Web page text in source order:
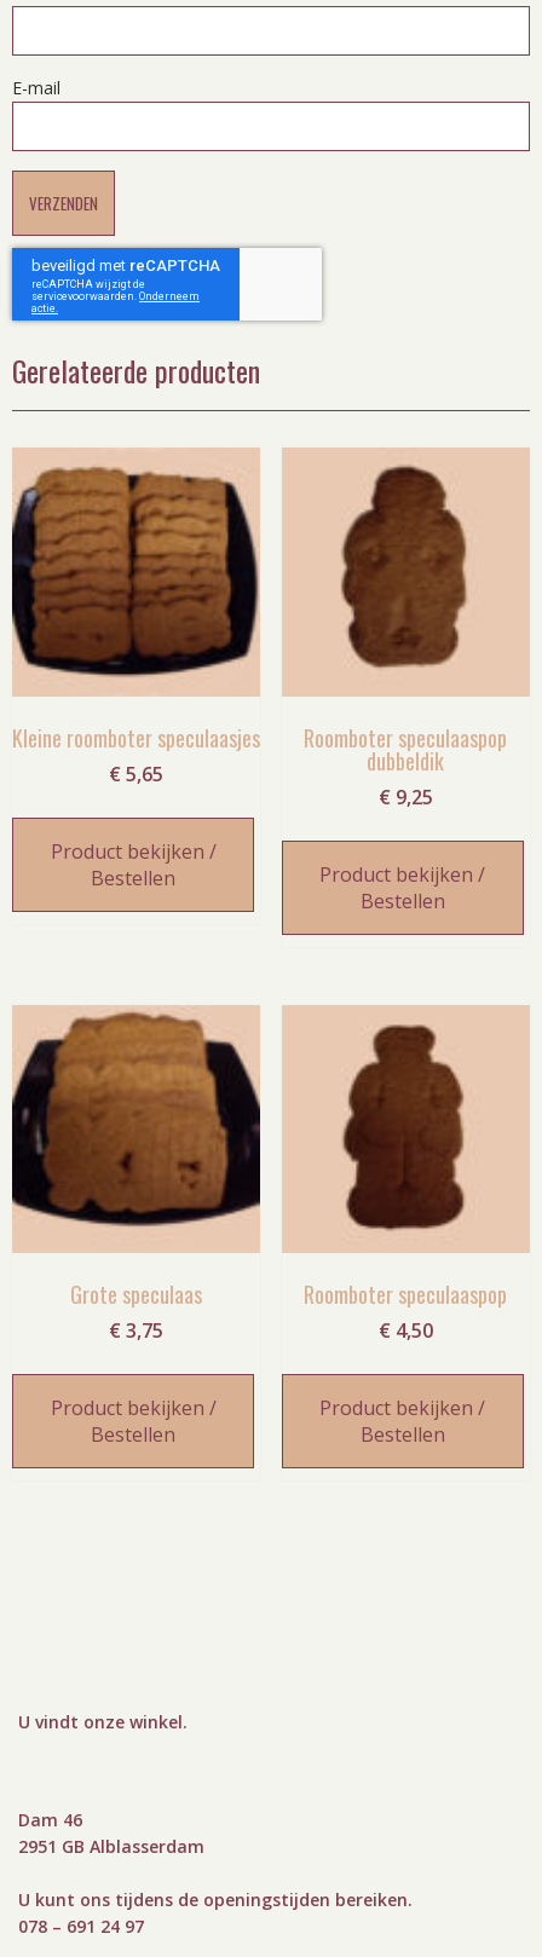
E-mail
Gerelateerde producten
Kleine roomboter speculaasjes
€ 5,65
Product bekijken /
Bestellen
Roomboter speculaaspop
dubbeldik
€ 9,25
Product bekijken /
Bestellen
Grote speculaas
€ 3,75
Product bekijken /
Bestellen
Roomboter speculaaspop
€ 4,50
Product bekijken /
Bestellen
U vindt onze winkel.
Dam 46
2951 GB Alblasserdam
U kunt ons tijdens de openingstijden bereiken.
078 – 691 24 97